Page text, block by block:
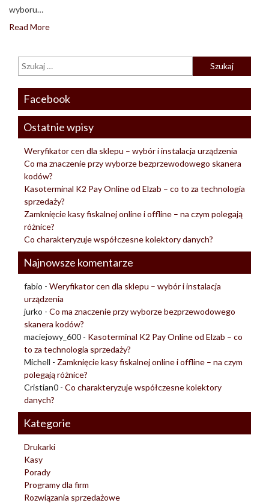
wyboru…
Read More
Facebook
Ostatnie wpisy
Weryfikator cen dla sklepu – wybór i instalacja urządzenia
Co ma znaczenie przy wyborze bezprzewodowego skanera
kodów?
Kasoterminal K2 Pay Online od Elzab – co to za technologia
sprzedaży?
Zamknięcie kasy fiskalnej online i offline – na czym polegają
różnice?
Co charakteryzuje współczesne kolektory danych?
Najnowsze komentarze
fabio - Weryfikator cen dla sklepu – wybór i instalacja
urządzenia
jurko - Co ma znaczenie przy wyborze bezprzewodowego
skanera kodów?
maciejowy_600 - Kasoterminal K2 Pay Online od Elzab – co
to za technologia sprzedaży?
Michell - Zamknięcie kasy fiskalnej online i offline – na czym
polegają różnice?
Cristian0 - Co charakteryzuje współczesne kolektory
danych?
Kategorie
Drukarki
Kasy
Porady
Programy dla firm
Rozwiązania sprzedażowe